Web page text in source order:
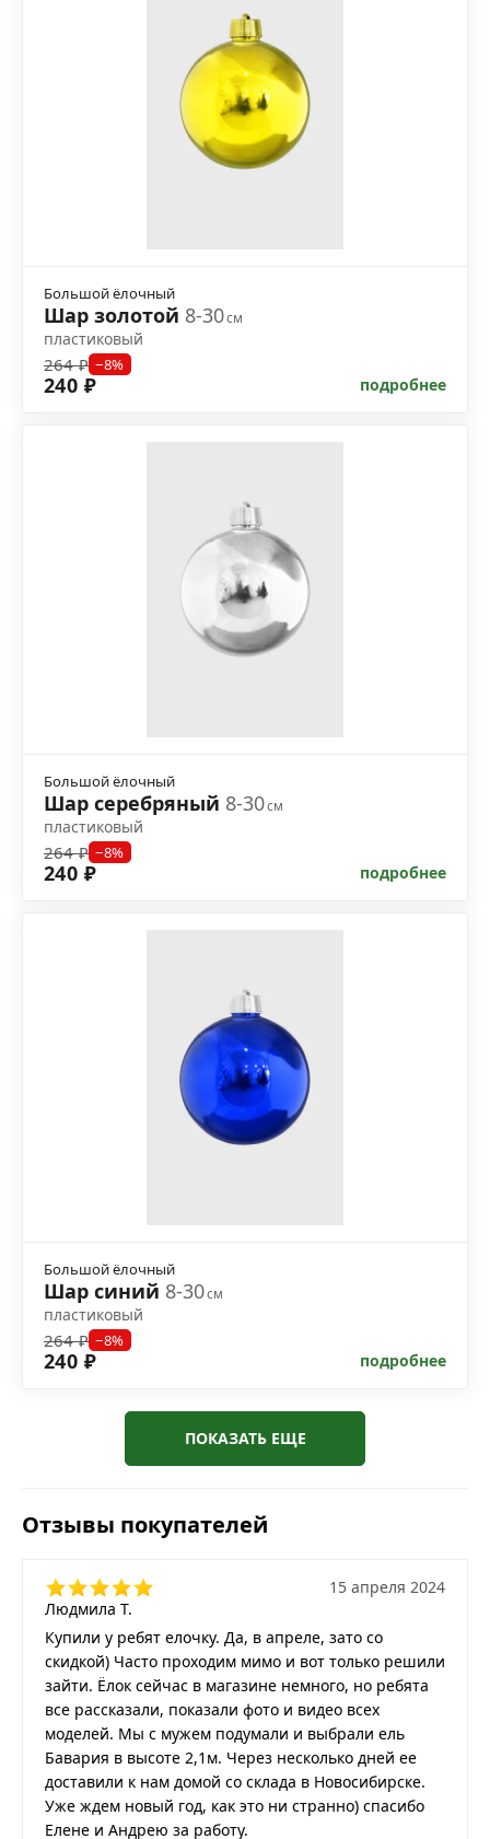
Большой ёлочный
Шар золотой 8-30см
пластиковый
264 ₽ −8%
240 ₽ подробнее
Большой ёлочный
Шар серебряный 8-30см
пластиковый
264 ₽ −8%
240 ₽ подробнее
Большой ёлочный
Шар синий 8-30см
пластиковый
264 ₽ −8%
240 ₽ подробнее
ПОКАЗАТЬ ЕЩЕ
Отзывы покупателей
Людмила Т.
15 апреля 2024
Купили у ребят елочку. Да, в апреле, зато со
скидкой) Часто проходим мимо и вот только решили
зайти. Ёлок сейчас в магазине немного, но ребята
все рассказали, показали фото и видео всех
моделей. Мы с мужем подумали и выбрали ель
Бавария в высоте 2,1м. Через несколько дней ее
доставили к нам домой со склада в Новосибирске.
Уже ждем новый год, как это ни странно) спасибо
Елене и Андрею за работу.